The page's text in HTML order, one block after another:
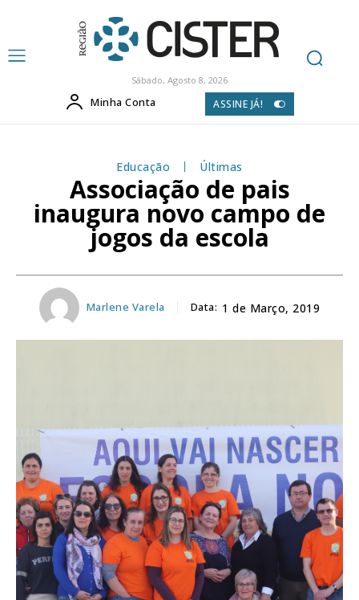
Sábado, Agosto 8, 2026
Minha Conta ASSINE JÁ!
Educação Últimas
Associação de pais
inaugura novo campo de
jogos da escola
Marlene Varela Data: 1 de Março, 2019